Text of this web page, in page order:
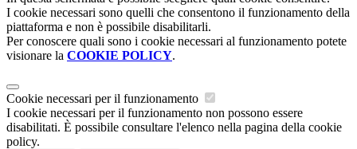
I cookie necessari sono quelli che consentono il funzionamento della
piattaforma e non è possibile disabilitarli.
Per conoscere quali sono i cookie necessari al funzionamento potete
visionare la COOKIE POLICY.
Cookie necessari per il funzionamento
I cookie necessari per il funzionamento non possono essere
disabilitati. È possibile consultare l'elenco nella pagina della cookie
policy.